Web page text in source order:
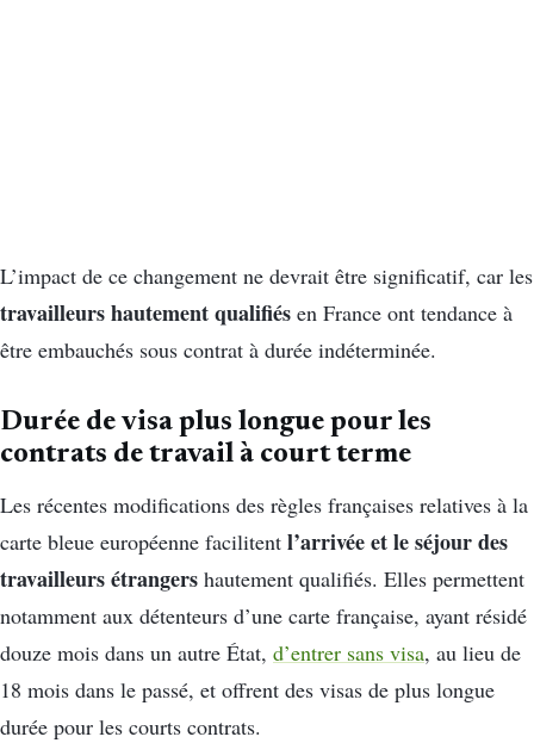
L’impact de ce changement ne devrait être significatif, car les
travailleurs hautement qualifiés en France ont tendance à
être embauchés sous contrat à durée indéterminée.
Durée de visa plus longue pour les
contrats de travail à court terme
Les récentes modifications des règles françaises relatives à la
carte bleue européenne facilitent l’arrivée et le séjour des
travailleurs étrangers hautement qualifiés. Elles permettent
notamment aux détenteurs d’une carte française, ayant résidé
douze mois dans un autre État, d’entrer sans visa, au lieu de
18 mois dans le passé, et offrent des visas de plus longue
durée pour les courts contrats.